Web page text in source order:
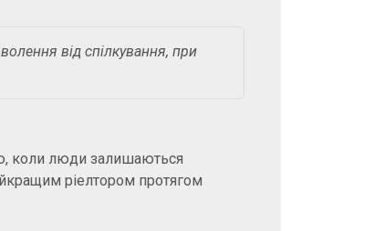
від спілкування, при
коли люди залишаються
ріелтором протягом